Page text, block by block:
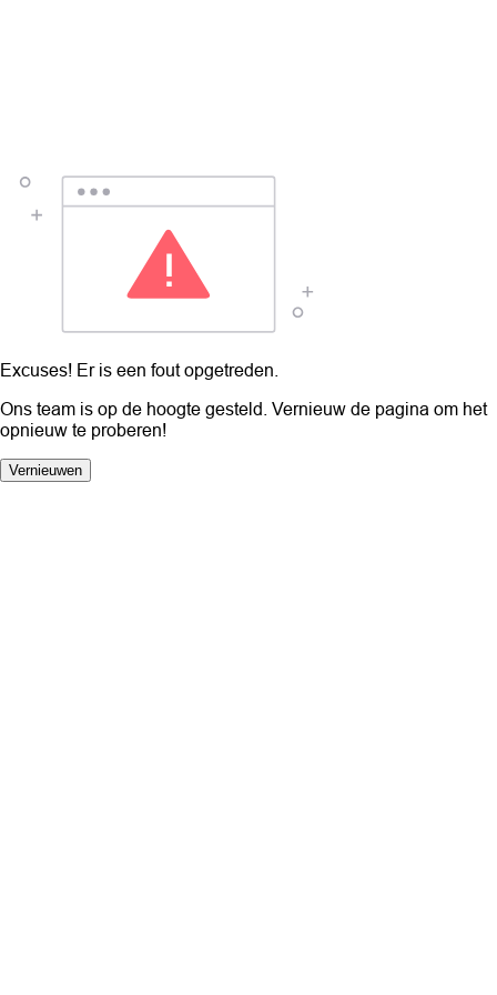
Excuses! Er is een fout opgetreden.
Ons team is op de hoogte gesteld. Vernieuw de pagina om het
opnieuw te proberen!
Vernieuwen